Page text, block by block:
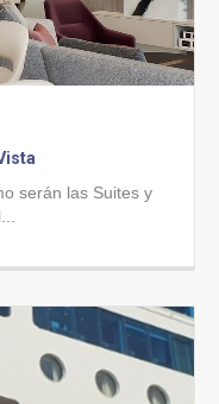
serán las Suites y